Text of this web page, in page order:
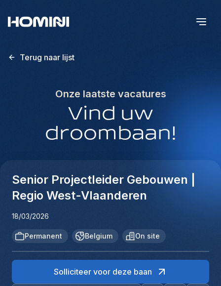
Terug naar lijst
Onze laatste vacatures
Vind uw
droombaan!
Senior Projectleider Gebouwen |
Regio West-Vlaanderen
18/03/2026
Permanent Belgium On site
Solliciteer voor deze baan